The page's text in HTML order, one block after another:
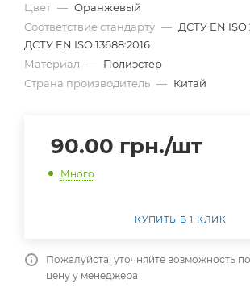
Цвет — Оранжевый
Соответствие стандарту — ДСТУ EN ISO
ДСТУ EN ISO 13688:2016
Материал — Полиэстер
Страна производитель — Китай
90.00 грн./шт
Много
КУПИТЬ В 1 КЛИК
Пожалуйста, уточняйте возможность
цену у менеджера